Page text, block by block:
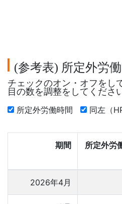
(参考表) 所定外労
チェックのオン・オフをし
目の数を調整をしてくださ
所定外労働時間 同左（
期間 所定外労
2026年4月